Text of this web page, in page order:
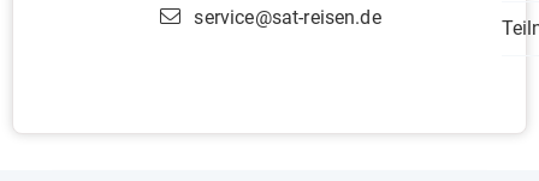
service@sat-reisen.de